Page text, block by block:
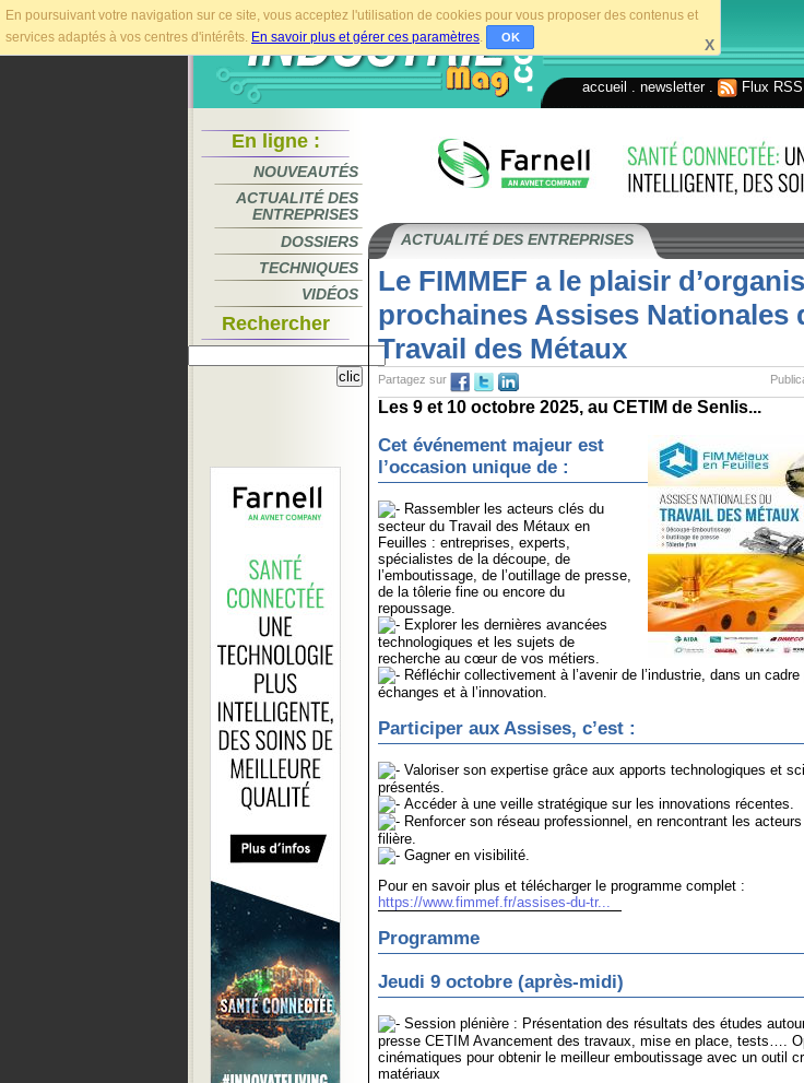
En poursuivant votre navigation sur ce site, vous acceptez l'utilisation de cookies pour vous proposer des contenus et
services adaptés à vos centres d'intérêts. En savoir plus et gérer ces paramètres. OK X
accueil newsletter. Flux RSS
En ligne :
NOUVEAUTÉS
ACTUALITÉ DES
ENTREPRISES
DOSSIERS
TECHNIQUES
VIDÉOS
Rechercher
ACTUALITÉ DES ENTREPRISES
Le FIMMEF a le plaisir
prochaines Assises Nationales
Travail des Métaux
Partagez sur
Les 9 et 10 octobre 2025, au CETIM de Senlis...
Cet événement majeur est
l’occasion unique de :
Rassembler les acteurs clés du
secteur du Travail des Métaux en
Feuilles : entreprises, experts,
spécialistes de la découpe, de
l’emboutissage, de l’outillage de presse,
de la tôlerie fine ou encore du
repoussage.
Explorer les dernières avancées
technologiques et les sujets de
recherche au cœur de vos métiers.
Réfléchir collectivement à l’avenir de l’industrie, dans un
échanges et à l’innovation.
Participer aux Assises, c’est :
Valoriser son expertise grâce aux apports technologiques et
présentés.
Accéder à une veille stratégique sur les innovations récentes.
Renforcer son réseau professionnel, en rencontrant les
filière.
Gagner en visibilité.
Pour en savoir plus et télécharger le programme complet :
https://www.fimmef.fr/assises-du-tr...
Programme
Jeudi 9 octobre (après-midi)
Session plénière : Présentation des résultats des études
presse CETIM Avancement des travaux, mise en place, tests….
cinématiques pour obtenir le meilleur emboutissage avec un outil
matériaux